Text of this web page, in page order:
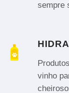
sempre
vinho